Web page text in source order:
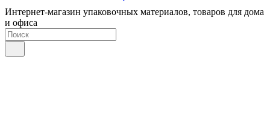
Интернет-магазин упаковочных материалов, товаров для дома
и офиса